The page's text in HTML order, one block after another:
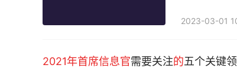
2023-03-01
2021年首席信息官需要关注的五个关键